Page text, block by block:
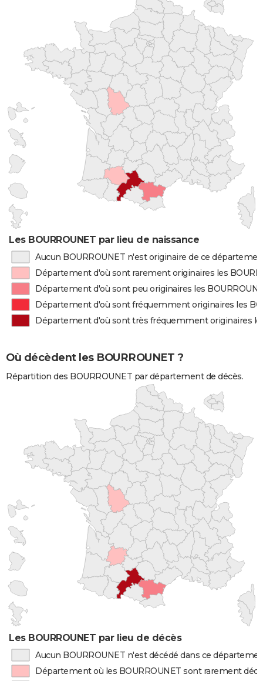
Les BOURROUNET par lieu de naissance
Aucun BOURROUNET n'est originaire de ce
Département d'où sont rarement originaires les
Département d'où sont peu originaires les
Département d'où sont fréquemment originaires les
Département d'où sont très fréquemment originaires
Où décèdent les BOURROUNET ?
Répartition des BOURROUNET par département de décès.
Les BOURROUNET par lieu de décès
Aucun BOURROUNET n'est décédé dans ce
Département où les BOURROUNET sont rarement